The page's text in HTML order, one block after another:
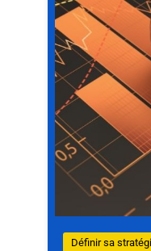
Définir sa